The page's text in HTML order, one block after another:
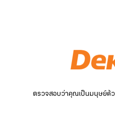
ตรวจสอบว่าคุณเป็นมนุษย์ด้ว